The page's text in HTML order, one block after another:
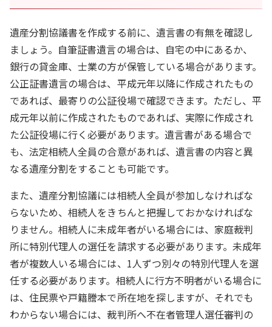
遺産分割協議書を作成する前に、遺言書の有無を確認し
ましょう。自筆証書遺言の場合は、自宅の中にあるか、
銀行の貸金庫、士業の方が保管している場合があります。
公正証書遺言の場合は、平成元年以降に作成されたもの
であれば、最寄りの公証役場で確認できます。ただし、平
成元年以前に作成されたものであれば、実際に作成され
た公証役場に行く必要があります。遺言書がある場合で
も、法定相続人全員の合意があれば、遺言書の内容と異
なる遺産分割をすることも可能です。
また、遺産分割協議には相続人全員が参加しなければな
らないため、相続人をきちんと把握しておかなければな
りません。相続人に未成年者がいる場合には、家庭裁判
所に特別代理人の選任を請求する必要があります。未成年
者が複数人いる場合には、1人ずつ別々の特別代理人を選
任する必要があります。相続人に行方不明者がいる場合に
は、住民票や戸籍謄本で所在地を探しますが、それでも
わからない場合には、裁判所へ不在者管理人選任審判の